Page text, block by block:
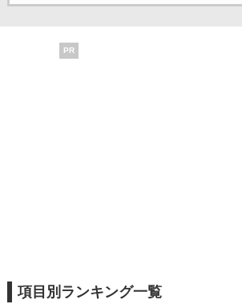
PR
項目別ランキング一覧